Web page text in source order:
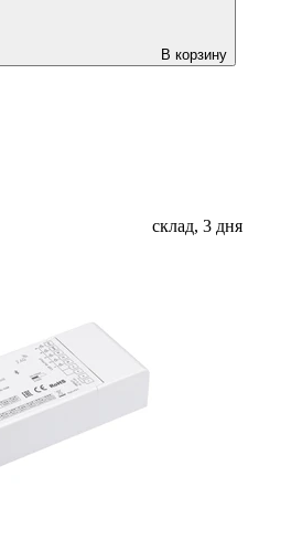
В корзину
склад, 3 дня